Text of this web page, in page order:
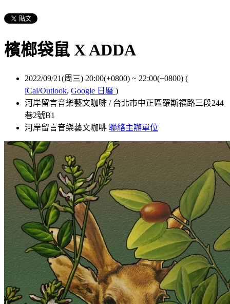
檳榔袋鼠 X ADDA
2022/09/21(周三) 20:00(+0800) ~ 22:00(+0800) (
iCal/Outlook, Google 日曆 )
河岸留言音樂藝文咖啡 / 台北市中正區羅斯福路三段244
巷2號B1
河岸留言音樂藝文咖啡 聯絡主辦單位